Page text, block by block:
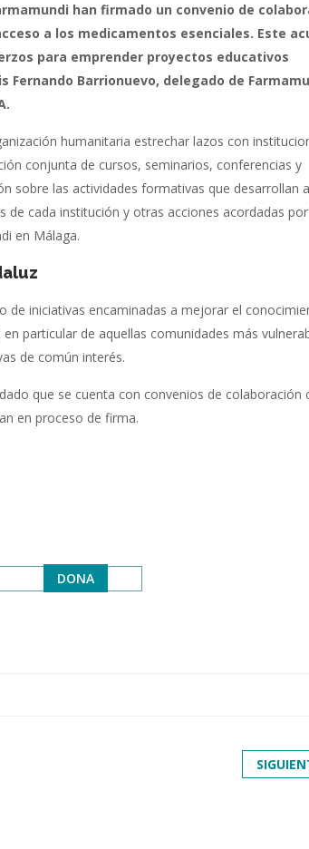
han firmado un convenio de
a los medicamentos esenciales. Este
para emprender proyectos educativos
Barrionuevo, delegado de
humanitaria estrechar lazos con
conjunta de cursos, seminarios, conferencias y
las actividades formativas que desarrollan
cada institución y otras acciones acordadas
en Málaga.
de iniciativas encaminadas a mejorar el
particular de aquellas comunidades más
de común interés.
que se cuenta con convenios de colaboración
en proceso de firma.
DONA